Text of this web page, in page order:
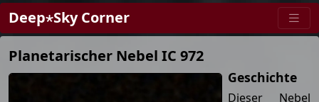
Deep⋆Sky Corner
Planetarischer Nebel IC 972
Geschichte
Dieser Nebel